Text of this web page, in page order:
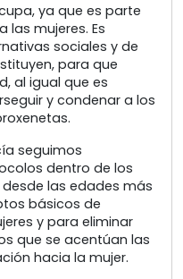
ya que es parte
las mujeres. Es
sociales y de
para que
al igual que es
y condenar a los
seguimos
dentro de los
las edades más
básicos de
y para eliminar
que se acentúan las
hacia la mujer.